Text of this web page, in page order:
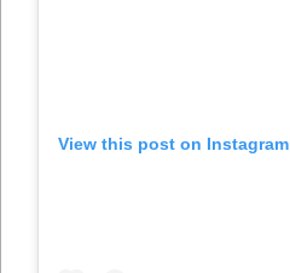
View this post on Instagram